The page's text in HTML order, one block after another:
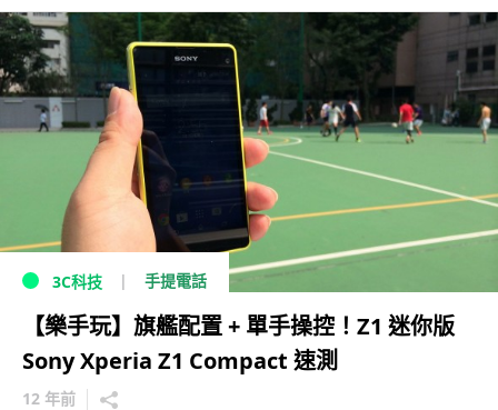
3C科技 手提電話
【樂手玩】旗艦配置 + 單手操控！Z1 迷你版
Sony Xperia Z1 Compact 速測
12 年前